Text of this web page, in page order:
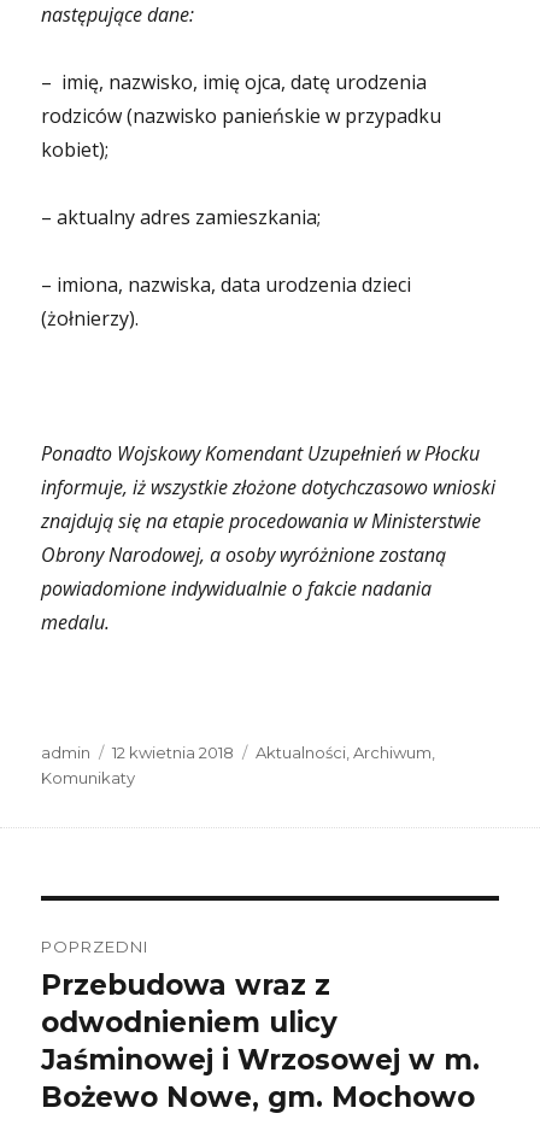
następujące dane:
– imię, nazwisko, imię ojca, datę urodzenia
rodziców (nazwisko panieńskie w przypadku
kobiet);
– aktualny adres zamieszkania;
– imiona, nazwiska, data urodzenia dzieci
(żołnierzy).
Ponadto Wojskowy Komendant Uzupełnień w Płocku
informuje, iż wszystkie złożone dotychczasowo wnioski
znajdują się na etapie procedowania w Ministerstwie
Obrony Narodowej, a osoby wyróżnione zostaną
powiadomione indywidualnie o fakcie nadania
medalu.
Autor
admin
Data
publikacji
12 kwietnia 2018 Kategorie
Aktualności ,Archiwum
Komunikaty
wpisu
POPRZEDNI
Poprzedni
wpis:
Przebudowa wraz z
odwodnieniem ulicy
Jaśminowej i Wrzosowej w m.
Bożewo Nowe, gm. Mochowo